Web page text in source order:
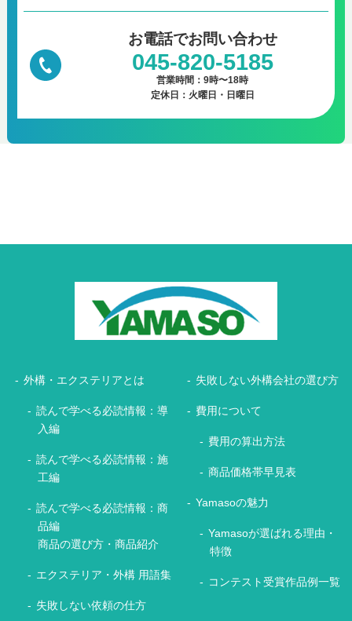
お電話でお問い合わせ
045-820-5185
営業時間：9時〜18時
定休日：火曜日・日曜日
外構・エクステリアとは
読んで学べる必読情報：導
入編
読んで学べる必読情報：施
工編
読んで学べる必読情報：商
品編
商品の選び方・商品紹介
エクステリア・外構 用語集
失敗しない依頼の仕方
失敗しない外構会社の選び方
費用について
費用の算出方法
商品価格帯早見表
Yamasoの魅力
Yamasoが選ばれる理由・
特徴
コンテスト受賞作品例一覧